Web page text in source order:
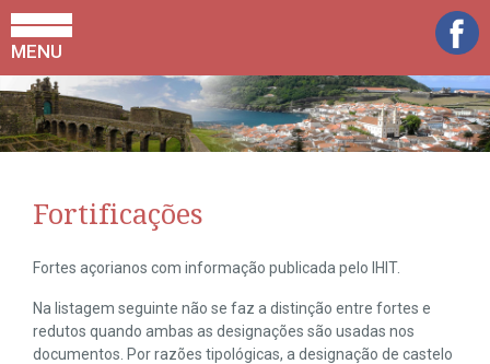
MENU
Fortificações
Fortes açorianos com informação publicada pelo IHIT.
Na listagem seguinte não se faz a distinção entre fortes e
redutos quando ambas as designações são usadas nos
documentos. Por razões tipológicas, a designação de castelo